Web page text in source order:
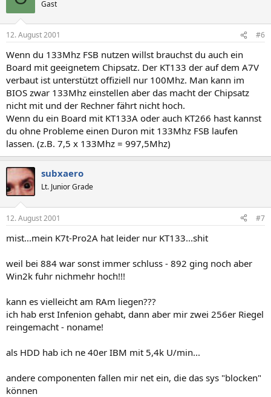
Gast
12. August 2001 #6
Wenn du 133Mhz FSB nutzen willst brauchst du auch ein
Board mit geeignetem Chipsatz. Der KT133 der auf dem A7V
verbaut ist unterstützt offiziell nur 100Mhz. Man kann im
BIOS zwar 133Mhz einstellen aber das macht der Chipsatz
nicht mit und der Rechner fährt nicht hoch.
Wenn du ein Board mit KT133A oder auch KT266 hast kannst
du ohne Probleme einen Duron mit 133Mhz FSB laufen
lassen. (z.B. 7,5 x 133Mhz = 997,5Mhz)
subxaero
Lt. Junior Grade
12. August 2001 #7
mist...mein K7t-Pro2A hat leider nur KT133...shit
weil bei 884 war sonst immer schluss - 892 ging noch aber
Win2k fuhr nichmehr hoch!!!
kann es vielleicht am RAm liegen???
ich hab erst Infenion gehabt, dann aber mir zwei 256er Riegel
reingemacht - noname!
als HDD hab ich ne 40er IBM mit 5,4k U/min...
andere componenten fallen mir net ein, die das sys "blocken"
können